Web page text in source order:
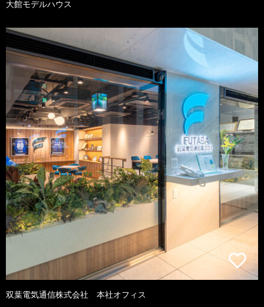
大館モデルハウス
双葉電気通信株式会社 本社オフィス